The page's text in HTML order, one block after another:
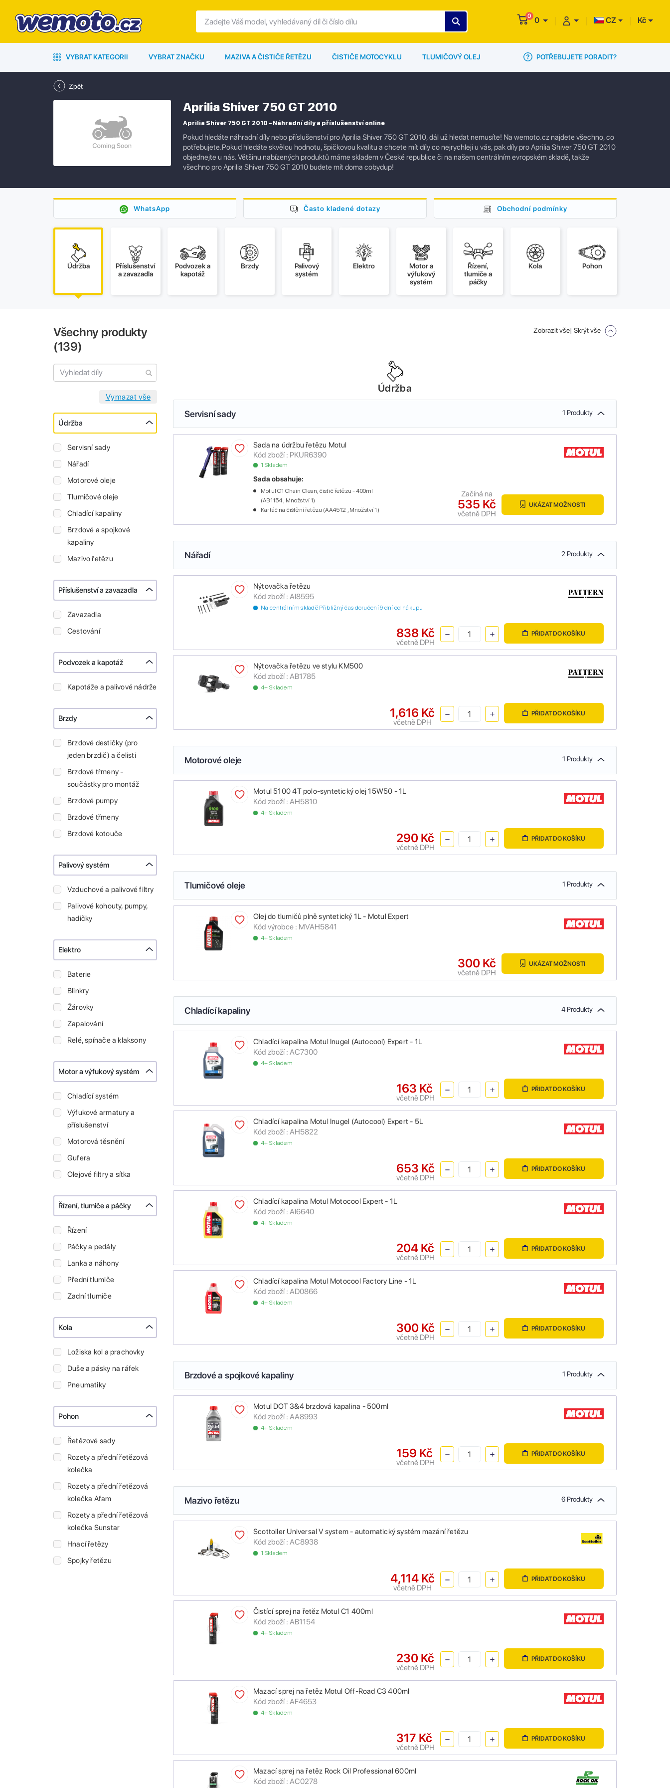
0 0 CZ Kč
VYBRAT KATEGORII VYBRAT ZNAČKU MAZIVA A ČISTIČE ŘETĚZU ČISTIČE MOTOCYKLU TLUMIČOVÝ OLEJ POTŘEBUJETE PORADIT?
Zpět
Aprilia Shiver 750 GT 2010
Aprilia Shiver 750 GT 2010 – Náhradní díly a příslušenství online
Pokud hledáte náhradní díly nebo příslušenství pro Aprilia Shiver 750 GT 2010, dál už hledat nemusíte! Na wemoto.cz najdete všechno, co
potřebujete.Pokud hledáte skvělou hodnotu, špičkovou kvalitu a chcete mít díly co nejrychleji u vás, pak díly pro Aprilia Shiver 750 GT 2010
objednejte u nás. Většinu nabízených produktů máme skladem v České republice či na našem centrálním evropském skladě, takže
všechno pro Aprilia Shiver 750 GT 2010 budete mít doma cobydup!
WhatsApp Často kladené dotazy Obchodní podmínky
Údržba
Příslušenství
a zavazadla
Podvozek a
kapotáž
Brzdy
Palivový
systém
Elektro
Motor a
výfukový
systém
Řízení,
tlumiče a
páčky
Kola Pohon
Všechny produkty
(139)
Údržba
Servisní sady
Nářadí
Motorové oleje
Tlumičové oleje
Chladící kapaliny
Brzdové a spojkové
kapaliny
Mazivo řetězu
Příslušenství a zavazadla
Zavazadla
Cestování
Podvozek a kapotáž
Kapotáže a palivové nádrže
Brzdy
Brzdové destičky (pro
jeden brzdič) a čelisti
Brzdové třmeny -
součástky pro montáž
Brzdové pumpy
Brzdové třmeny
Brzdové kotouče
Palivový systém
Vzduchové a palivové filtry
Palivové kohouty, pumpy,
hadičky
Elektro
Baterie
Blinkry
Žárovky
Zapalování
Relé, spínače a klaksony
Motor a výfukový systém
Chladící systém
Výfukové armatury a
příslušenství
Motorová těsnění
Gufera
Olejové filtry a sítka
Řízení, tlumiče a páčky
Řízení
Páčky a pedály
Lanka a náhony
Přední tlumiče
Zadní tlumiče
Kola
Ložiska kol a prachovky
Duše a pásky na ráfek
Pneumatiky
Pohon
Řetězové sady
Rozety a přední řetězová
kolečka
Rozety a přední řetězová
kolečka Afam
Rozety a přední řetězová
kolečka Sunstar
Hnací řetězy
Spojky řetězu
Zobrazit vše| Skrýt vše
Údržba
Servisní sady 1 Produkty
Sada na údržbu řetězu Motul
Kód zboží : PKUR6390
1 Skladem
Sada obsahuje:
Motul C1 Chain Clean, čistič řetězu - 400ml
(AB1154 , Množství 1)
Kartáč na čištění řetězu (AA4512 , Množství 1)
535 Kč
včetně DPH
Začíná na
UKÁZAT MOŽNOSTI
Nářadí 2 Produkty
Nýtovačka řetězu
Kód zboží : AI8595
Na centrálním skladě Přibližný čas doručení 9 dní od nákupu
838 Kč
včetně DPH
PŘIDAT DO KOŠÍKU
Nýtovačka řetězu ve stylu KM500
Kód zboží : AB1785
4+ Skladem
1,616 Kč
včetně DPH
PŘIDAT DO KOŠÍKU
Motorové oleje 1 Produkty
Motul 5100 4T polo-syntetický olej 15W50 - 1L
Kód zboží : AH5810
4+ Skladem
290 Kč
včetně DPH
PŘIDAT DO KOŠÍKU
Tlumičové oleje 1 Produkty
Olej do tlumičů plně syntetický 1L - Motul Expert
Kód výrobce : MVAH5841
4+ Skladem
300 Kč
včetně DPH
UKÁZAT MOŽNOSTI
Chladící kapaliny 4 Produkty
Chladící kapalina Motul Inugel (Autocool) Expert - 1L
Kód zboží : AC7300
4+ Skladem
163 Kč
včetně DPH
PŘIDAT DO KOŠÍKU
Chladící kapalina Motul Inugel (Autocool) Expert - 5L
Kód zboží : AH5822
4+ Skladem
653 Kč
včetně DPH
PŘIDAT DO KOŠÍKU
Chladící kapalina Motul Motocool Expert - 1L
Kód zboží : AI6640
4+ Skladem
204 Kč
včetně DPH
PŘIDAT DO KOŠÍKU
Chladící kapalina Motul Motocool Factory Line - 1L
Kód zboží : AD0866
4+ Skladem
300 Kč
včetně DPH
PŘIDAT DO KOŠÍKU
Brzdové a spojkové kapaliny 1 Produkty
Motul DOT 3&4 brzdová kapalina - 500ml
Kód zboží : AA8993
4+ Skladem
159 Kč
včetně DPH
PŘIDAT DO KOŠÍKU
Mazivo řetězu 6 Produkty
Scottoiler Universal V system - automatický systém mazání řetězu
Kód zboží : AC8938
1 Skladem
4,114 Kč
včetně DPH
PŘIDAT DO KOŠÍKU
Čistící sprej na řetěz Motul C1 400ml
Kód zboží : AB1154
4+ Skladem
230 Kč
včetně DPH
PŘIDAT DO KOŠÍKU
Mazací sprej na řetěz Motul Off-Road C3 400ml
Kód zboží : AF4653
4+ Skladem
317 Kč
včetně DPH
PŘIDAT DO KOŠÍKU
Mazací sprej na řetěz Rock Oil Professional 600ml
Kód zboží : AC0278